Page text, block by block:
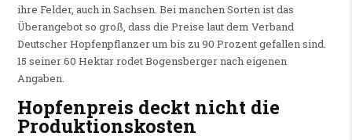
ihre Felder, auch in Sachsen. Bei manchen Sorten ist das
Überangebot so groß, dass die Preise laut dem Verband
Deutscher Hopfenpflanzer um bis zu 90 Prozent gefallen sind.
15 seiner 60 Hektar rodet Bogensberger nach eigenen
Angaben.
Hopfenpreis deckt nicht die
Produktionskosten